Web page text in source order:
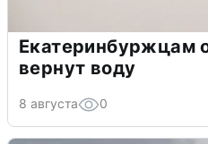
Екатеринбуржцам
вернут воду
8 августа 0